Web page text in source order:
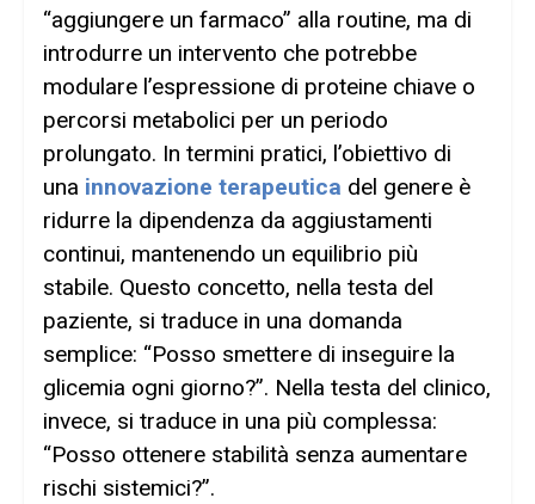
“aggiungere un farmaco” alla routine, ma di
introdurre un intervento che potrebbe
modulare l’espressione di proteine chiave o
percorsi metabolici per un periodo
prolungato. In termini pratici, l’obiettivo di
una innovazione terapeutica del genere è
ridurre la dipendenza da aggiustamenti
continui, mantenendo un equilibrio più
stabile. Questo concetto, nella testa del
paziente, si traduce in una domanda
semplice: “Posso smettere di inseguire la
glicemia ogni giorno?”. Nella testa del clinico,
invece, si traduce in una più complessa:
“Posso ottenere stabilità senza aumentare
rischi sistemici?”.